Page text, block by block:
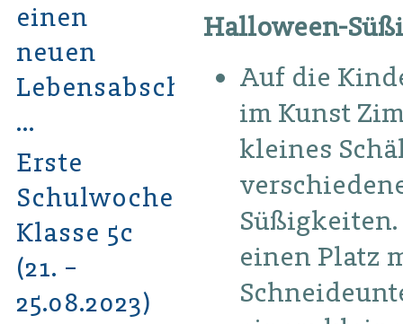
Halloween-
Auf die
im Kunst
kleines
Süßigkeiten.
einen Platz
einen
neuen
Lebensabschnitt
…
Erste
Schulwoche
Klasse 5c
(21. –
25.08.2023)